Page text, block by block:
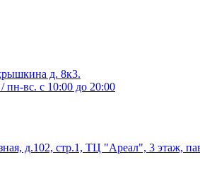
д. 8к3.
вс. с 10:00 до 20:00
д.102, стр.1, ТЦ "Ареал", 3 этаж,